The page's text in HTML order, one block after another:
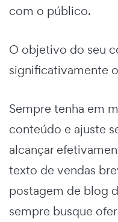
com o público.
O objetivo do seu
significativamente
Sempre tenha em
conteúdo e ajuste
alcançar
texto de vendas
postagem de blog
sempre busque